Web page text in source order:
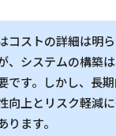
コストの詳細は明
、システムの構築
です。しかし、長
向上とリスク軽減
ります。